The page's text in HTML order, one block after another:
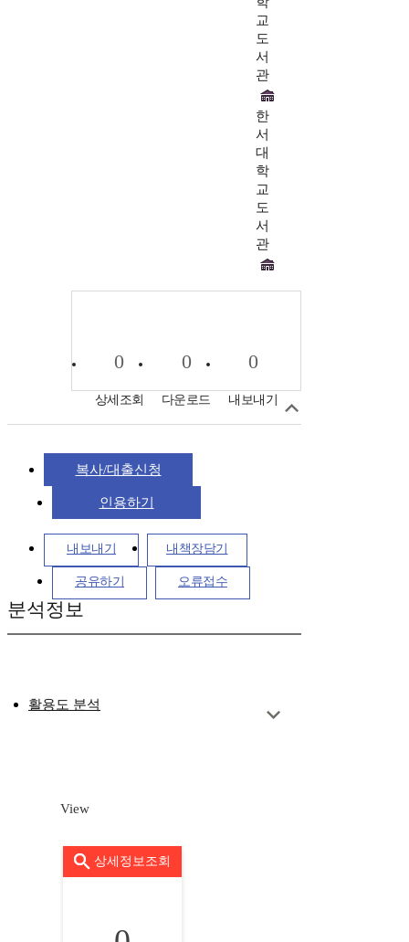
교
도
서
관
한
서
대
학
교
도
서
관
0
상세조회
0
다운로드
0
내보내기
복사/대출신청
인용하기
내보내기 내책장담기
공유하기 오류접수
분석정보
활용도 분석
View
상세정보조회